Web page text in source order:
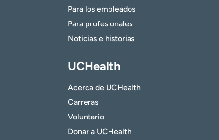
Para los empleados
Para profesionales
Noticias e historias
UCHealth
Acerca de UCHealth
Carreras
Voluntario
Donar a UCHealth